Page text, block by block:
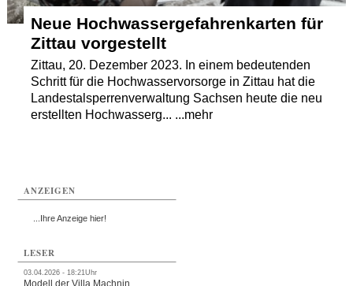
Neue Hochwassergefahrenkarten für
Zittau vorgestellt
Zittau, 20. Dezember 2023. In einem bedeutenden
Schritt für die Hochwasservorsorge in Zittau hat die
Landestalsperrenverwaltung Sachsen heute die neu
erstellten Hochwasserg... ...mehr
ANZEIGEN
...Ihre Anzeige hier!
LESER
03.04.2026 - 18:21Uhr
Modell der Villa Machnin